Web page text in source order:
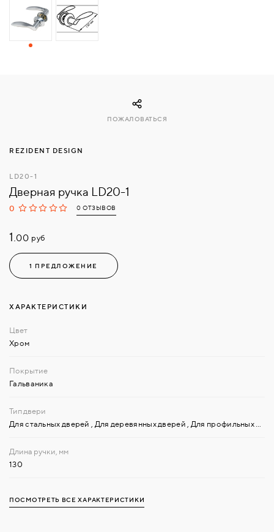
СВЯЗАТЬСЯ
REZIDENT DESIGN
LD20-1
Дверная ручка LD20-1
0 0 ОТЗЫВОВ
1.00руб
1 ПРЕДЛОЖЕНИЕ
ПОЖАЛОВАТЬСЯ
ХАРАКТЕРИСТИКИ
Хром
Гальваника
Для стальных дверей Для деревянных дверей Для профильных дверей
130
ПОСМОТРЕТЬ ВСЕ ХАРАКТЕРИСТИКИ